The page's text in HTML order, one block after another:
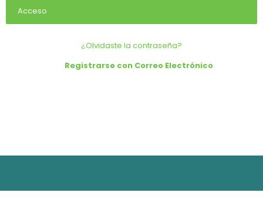
Acceso
¿Olvidaste la contraseña?
Registrarse con Correo Electrónico